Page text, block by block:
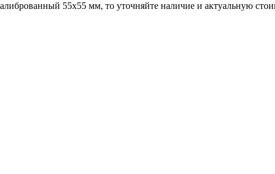
55х55 мм, то уточняйте наличие и актуальную